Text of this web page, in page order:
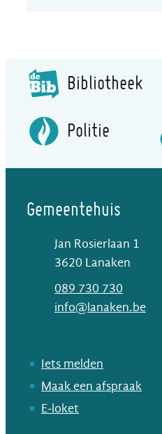
Bibliotheek
Politie
Gemeentehuis
Jan Rosierlaan 1
,3620 Lanaken
089 730 730
E-mailinfo@lanaken.be
Iets melden
Maak een afspraak
E-loket